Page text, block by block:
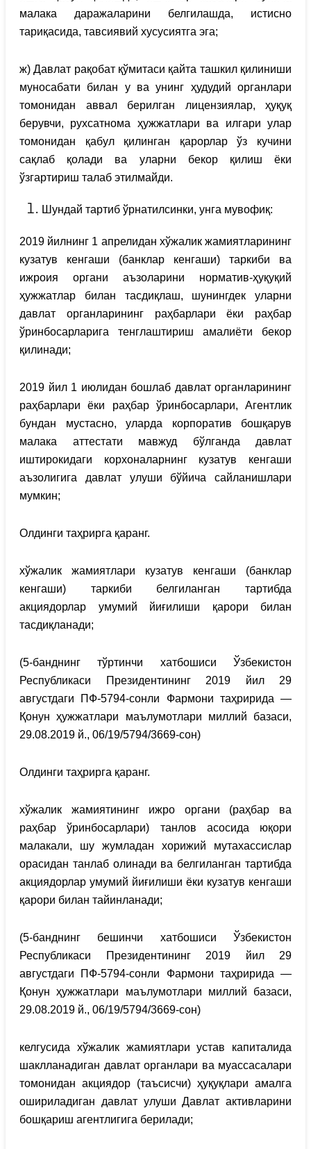
малака даражаларини белгилашда, истисно
тариқасида, тавсиявий хусусиятга эга;
ж) Давлат рақобат қўмитаси қайта ташкил қилиниши
муносабати билан у ва унинг ҳудудий органлари
томонидан аввал берилган лицензиялар, ҳуқуқ
берувчи, рухсатнома ҳужжатлари ва илгари улар
томонидан қабул қилинган қарорлар ўз кучини
сақлаб қолади ва уларни бекор қилиш ёки
ўзгартириш талаб этилмайди.
Шундай тартиб ўрнатилсинки, унга мувофиқ:
2019 йилнинг 1 апрелидан хўжалик жамиятларининг
кузатув кенгаши (банклар кенгаши) таркиби ва
ижроия органи аъзоларини норматив-ҳуқуқий
ҳужжатлар билан тасдиқлаш, шунингдек уларни
давлат органларининг раҳбарлари ёки раҳбар
ўринбосарларига тенглаштириш амалиёти бекор
қилинади;
2019 йил 1 июлидан бошлаб давлат органларининг
раҳбарлари ёки раҳбар ўринбосарлари, Агентлик
бундан мустасно, уларда корпоратив бошқарув
малака аттестати мавжуд бўлганда давлат
иштирокидаги корхоналарнинг кузатув кенгаши
аъзолигига давлат улуши бўйича сайланишлари
мумкин;
Олдинги таҳрирга қаранг.
хўжалик жамиятлари кузатув кенгаши (банклар
кенгаши) таркиби белгиланган тартибда
акциядорлар умумий йиғилиши қарори билан
тасдиқланади;
(5-банднинг тўртинчи хатбошиси Ўзбекистон
Республикаси Президентининг 2019 йил 29
августдаги ПФ-5794-сонли Фармони таҳририда —
Қонун ҳужжатлари маълумотлари миллий базаси,
29.08.2019 й., 06/19/5794/3669-сон)
Олдинги таҳрирга қаранг.
хўжалик жамиятининг ижро органи (раҳбар ва
раҳбар ўринбосарлари) танлов асосида юқори
малакали, шу жумладан хорижий мутахассислар
орасидан танлаб олинади ва белгиланган тартибда
акциядорлар умумий йиғилиши ёки кузатув кенгаши
қарори билан тайинланади;
(5-банднинг бешинчи хатбошиси Ўзбекистон
Республикаси Президентининг 2019 йил 29
августдаги ПФ-5794-сонли Фармони таҳририда —
Қонун ҳужжатлари маълумотлари миллий базаси,
29.08.2019 й., 06/19/5794/3669-сон)
келгусида хўжалик жамиятлари устав капиталида
шаклланадиган давлат органлари ва муассасалари
томонидан акциядор (таъсисчи) ҳуқуқлари амалга
ошириладиган давлат улуши Давлат активларини
бошқариш агентлигига берилади;